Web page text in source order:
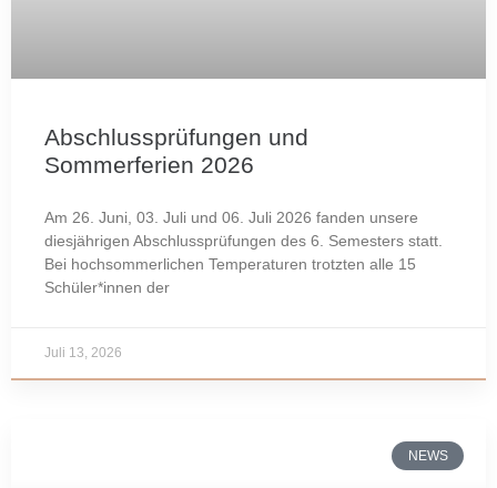
Abschlussprüfungen und
Sommerferien 2026
Am 26. Juni, 03. Juli und 06. Juli 2026 fanden unsere
diesjährigen Abschlussprüfungen des 6. Semesters statt.
Bei hochsommerlichen Temperaturen trotzten alle 15
Schüler*innen der
Juli 13, 2026
NEWS